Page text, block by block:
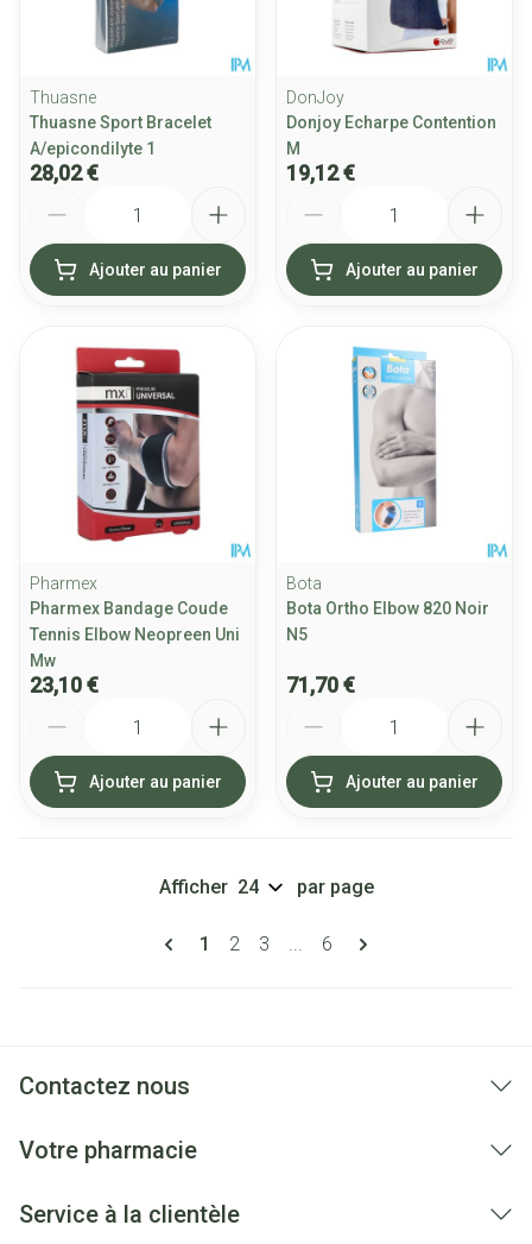
Thuasne
Thuasne Sport Bracelet
A/epicondilyte 1
28,02 €
Ajouter au panier
DonJoy
Donjoy Echarpe Contention
M
19,12 €
Ajouter au panier
Pharmex
Pharmex Bandage Coude
Tennis Elbow Neopreen Uni
Mw
23,10 €
Ajouter au panier
Bota
Bota Ortho Elbow 820 Noir
N5
71,70 €
Ajouter au panier
Pages
Vous lisez actuellement la page
1 Page
2 Page
3 ... Page
6
Afficher par page
Contactez nous
Votre pharmacie
Service à la clientèle